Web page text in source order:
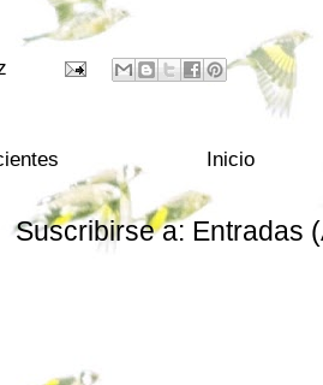
Inicio
Suscribirse a: Entradas